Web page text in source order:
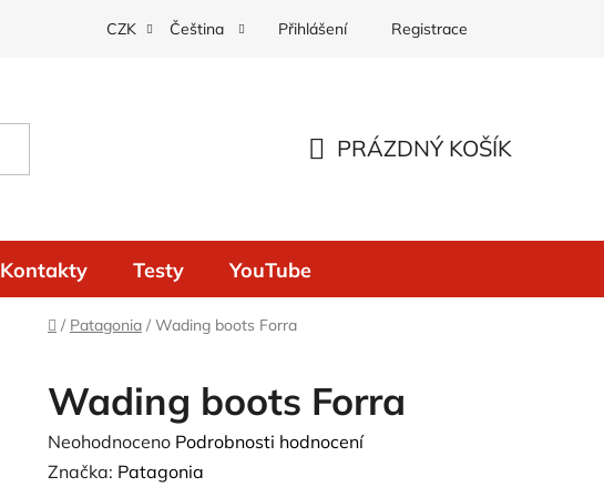
CZK Čeština Přihlášení Registrace
PRÁZDNÝ KOŠÍK
Kontakty Testy YouTube
Domů
/ Patagonia / Wading boots Forra
Wading boots Forra
Průměrné
hodnocení
Neohodnoceno Podrobnosti hodnocení
Značka: Patagonia